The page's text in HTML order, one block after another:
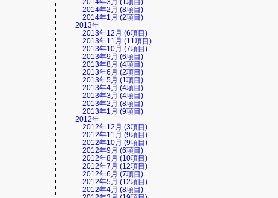
2014年3月 (1項目)
2014年2月 (8項目)
2014年1月 (2項目)
2013年
2013年12月 (6項目)
2013年11月 (11項目)
2013年10月 (7項目)
2013年9月 (6項目)
2013年8月 (4項目)
2013年6月 (2項目)
2013年5月 (1項目)
2013年4月 (4項目)
2013年3月 (4項目)
2013年2月 (8項目)
2013年1月 (9項目)
2012年
2012年12月 (3項目)
2012年11月 (9項目)
2012年10月 (9項目)
2012年9月 (6項目)
2012年8月 (10項目)
2012年7月 (12項目)
2012年6月 (7項目)
2012年5月 (12項目)
2012年4月 (8項目)